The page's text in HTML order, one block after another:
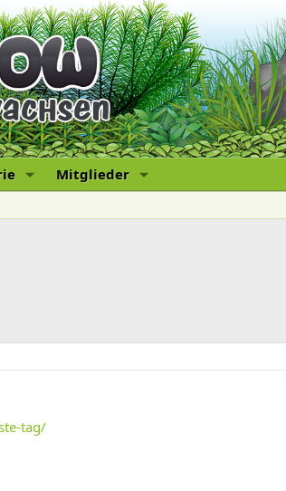
Mitglieder
tag/